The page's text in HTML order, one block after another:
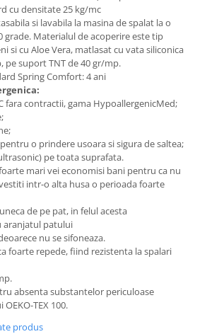
cu densitate 25 kg/mc
si lavabila la masina de spalat la o
grade. Materialul de acoperire este tip
si cu Aloe Vera, matlasat cu vata siliconica
pe suport TNT de 40 gr/mp.
Spring Comfort: 4 ani
fara contractii, gama HypoallergenicMed;
o prindere usoara si sigura de saltea;
pe toata suprafata.
mari vei economisi bani pentru ca nu
intr-o alta husa o perioada foarte
de pe pat, in felul acesta
aranjatul patului
nu se sifoneaza.
foarte repede, fiind rezistenta la spalari
absenta substantelor periculoase
TEX 100.
produs